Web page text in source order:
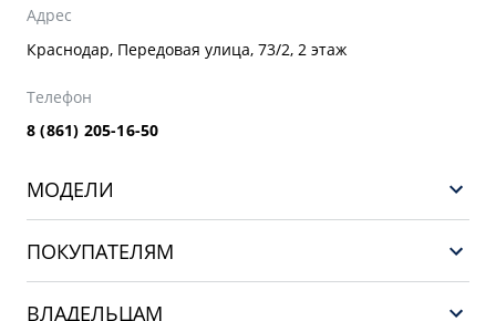
Адрес
Краснодар, Передовая улица, 73/2, 2 этаж
Телефон
8 (861) 205-16-50
МОДЕЛИ
EX5
ПОКУПАТЕЛЯМ
ВЛАДЕЛЬЦАМ